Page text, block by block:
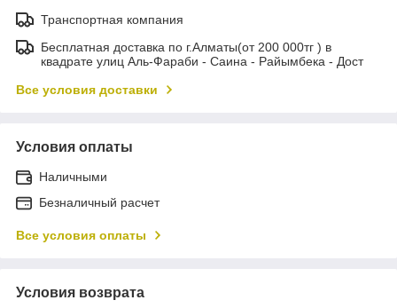
Транспортная компания
Бесплатная доставка по г.Алматы(от 200 000тг ) в
квадрате улиц Аль-Фараби - Саина - Райымбека - Дост
Все условия доставки
Условия оплаты
Наличными
Безналичный расчет
Все условия оплаты
Условия возврата